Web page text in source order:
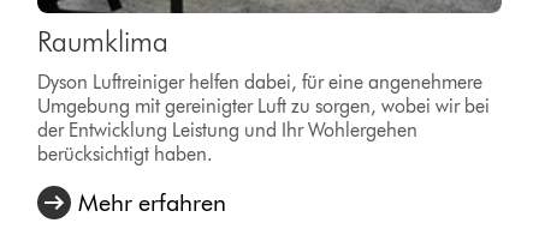
Raumklima
Dyson Luftreiniger helfen dabei, für eine angenehmere
Umgebung mit gereinigter Luft zu sorgen, wobei wir bei
der Entwicklung Leistung und Ihr Wohlergehen
berücksichtigt haben.
Mehr erfahren